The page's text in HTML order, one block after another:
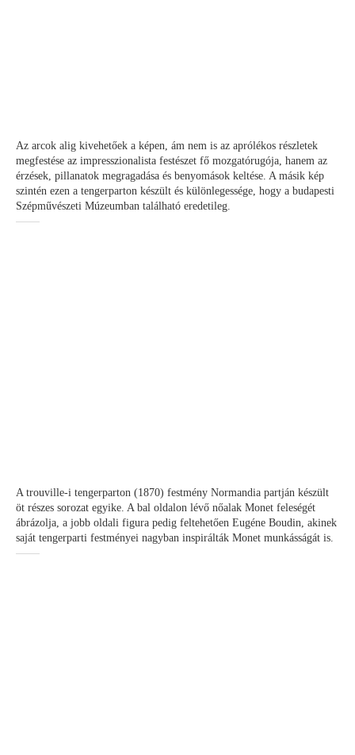
Az arcok alig kivehetőek a képen, ám nem is az aprólékos részletek
megfestése az impresszionalista festészet fő mozgatórugója, hanem az
érzések, pillanatok megragadása és benyomások keltése. A másik kép
szintén ezen a tengerparton készült és különlegessége, hogy a budapesti
Szépművészeti Múzeumban található eredetileg.
A trouville-i tengerparton (1870) festmény Normandia partján készült
öt részes sorozat egyike. A bal oldalon lévő nőalak Monet feleségét
ábrázolja, a jobb oldali figura pedig feltehetően Eugéne Boudin, akinek
saját tengerparti festményei nagyban inspirálták Monet munkásságát is.